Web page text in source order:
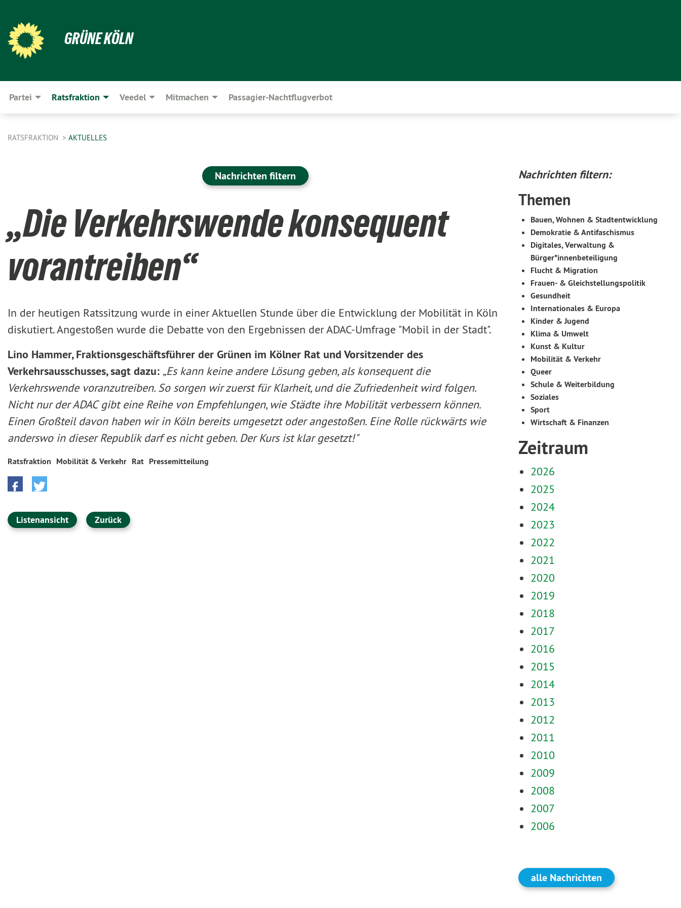
GRÜNE KÖLN
Partei Ratsfraktion Veedel Mitmachen Passagier-Nachtflugverbot
RATSFRAKTION AKTUELLES
Nachrichten filtern
„Die Verkehrswende konsequent
vorantreiben“
In der heutigen Ratssitzung wurde in einer Aktuellen Stunde über die Entwicklung der Mobilität in Köln
diskutiert. Angestoßen wurde die Debatte von den Ergebnissen der ADAC-Umfrage "Mobil in der Stadt".
Lino Hammer, Fraktionsgeschäftsführer der Grünen im Kölner Rat und Vorsitzender des
Verkehrsausschusses, sagt dazu: „Es kann keine andere Lösung geben, als konsequent die
Verkehrswende voranzutreiben. So sorgen wir zuerst für Klarheit, und die Zufriedenheit wird folgen.
Nicht nur der ADAC gibt eine Reihe von Empfehlungen, wie Städte ihre Mobilität verbessern können.
Einen Großteil davon haben wir in Köln bereits umgesetzt oder angestoßen. Eine Rolle rückwärts wie
anderswo in dieser Republik darf es nicht geben. Der Kurs ist klar gesetzt!"
Ratsfraktion Mobilität & Verkehr Rat Pressemitteilung
Listenansicht Zurück
Nachrichten filtern:
Themen
Bauen, Wohnen & Stadtentwicklung
Demokratie & Antifaschismus
Digitales, Verwaltung &
Bürger*innenbeteiligung
Flucht & Migration
Frauen- & Gleichstellungspolitik
Gesundheit
Internationales & Europa
Kinder & Jugend
Klima & Umwelt
Kunst & Kultur
Mobilität & Verkehr
Queer
Schule & Weiterbildung
Soziales
Sport
Wirtschaft & Finanzen
Zeitraum
2026
2025
2024
2023
2022
2021
2020
2019
2018
2017
2016
2015
2014
2013
2012
2011
2010
2009
2008
2007
2006
alle Nachrichten